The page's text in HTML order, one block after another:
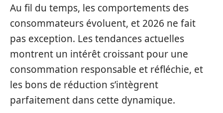
Au fil du temps, les comportements des
consommateurs évoluent, et 2026 ne fait
pas exception. Les tendances actuelles
montrent un intérêt croissant pour une
consommation responsable et réfléchie, et
les bons de réduction s’intègrent
parfaitement dans cette dynamique.